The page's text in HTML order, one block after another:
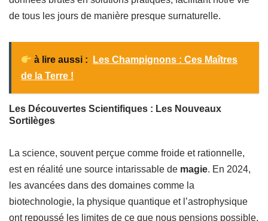
de tous les jours de manière presque surnaturelle.
à lire aussi :
Les Champignons : Ces Maîtres
de la Terre !
Les Découvertes Scientifiques : Les Nouveaux
Sortilèges
La science, souvent perçue comme froide et rationnelle,
est en réalité une source intarissable de magie. En 2024,
les avancées dans des domaines comme la
biotechnologie, la physique quantique et l’astrophysique
ont repoussé les limites de ce que nous pensions possible.